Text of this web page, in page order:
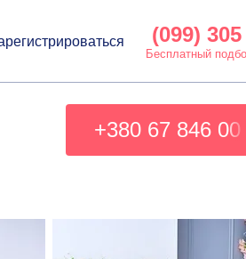
(099)
Бесплатный
+380 67 846 00